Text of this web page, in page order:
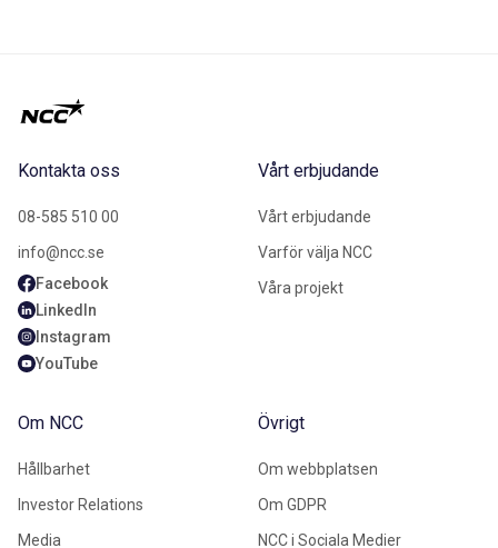
Kontakta oss
08-585 510 00
info@ncc.se
Facebook
LinkedIn
Instagram
YouTube
Vårt erbjudande
Vårt erbjudande
Varför välja NCC
Våra projekt
Om NCC
Hållbarhet
Investor Relations
Media
Övrigt
Om webbplatsen
Om GDPR
NCC i Sociala Medier